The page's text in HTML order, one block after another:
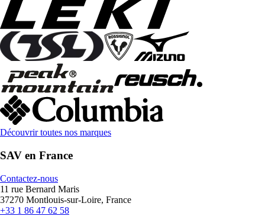
Découvrir toutes nos marques
SAV en France
Contactez-nous
11 rue Bernard Maris
37270 Montlouis-sur-Loire, France
+33 1 86 47 62 58